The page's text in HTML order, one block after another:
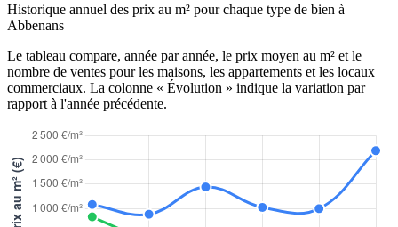
Historique annuel des prix au m² pour chaque type de bien à
Abbenans
Le tableau compare, année par année, le prix moyen au m² et le
nombre de ventes pour les maisons, les appartements et les locaux
commerciaux. La colonne « Évolution » indique la variation par
rapport à l'année précédente.